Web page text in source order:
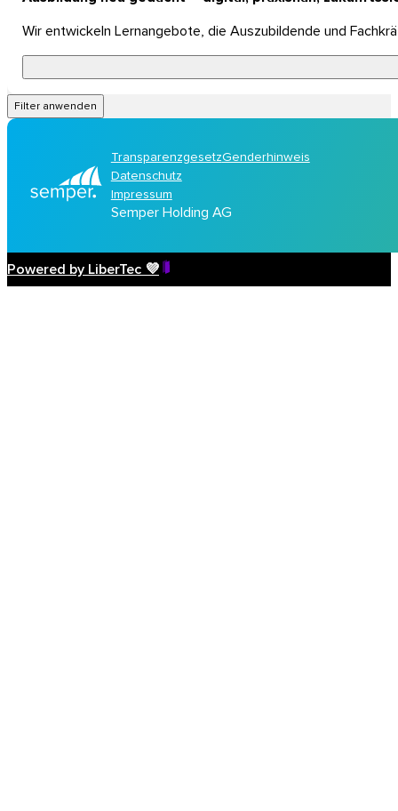
Wir entwickeln Lernangebote, die Auszubildende und
Filter anwenden
TransparenzgesetzGenderhinweis
Datenschutz
Impressum
Semper Holding AG
Powered by LiberTec 💜